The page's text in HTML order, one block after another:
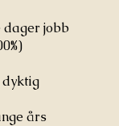
jobb
års